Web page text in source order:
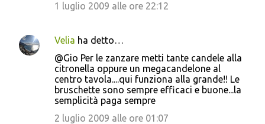
t
i
1 luglio 2009 alle ore 22:12
Velia ha detto…
@Gio Per le zanzare metti tante candele alla
citronella oppure un megacandelone al
centro tavola....qui funziona alla grande!! Le
bruschette sono sempre efficaci e buone...la
semplicità paga sempre
2 luglio 2009 alle ore 01:07